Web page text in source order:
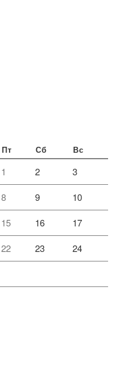
Пт Сб Вс
1 2 3
8 9 10
15 16 17
22 23 24